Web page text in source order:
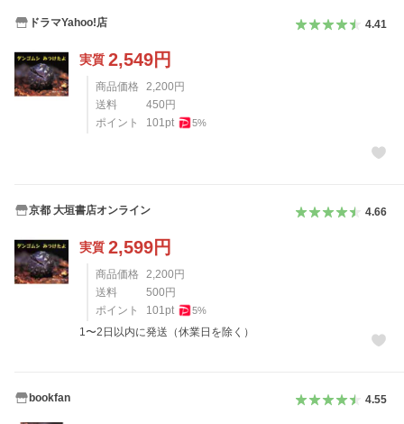
ドラマYahoo!店 4.41
実質 2,549円
商品価格 2,200 円
送料
450 円
ポイント
101pt 5%
京都 大垣書店オンライン 4.66
実質 2,599円
商品価格 2,200 円
送料
500 円
ポイント
101pt 5%
1〜2日以内に発送（休業日を除く）
bookfan 4.55